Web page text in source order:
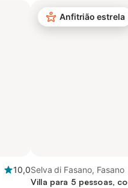
10,0
Anfitrião estrela
Selva di Fasano, Fasano
Villa para 5 pessoas,